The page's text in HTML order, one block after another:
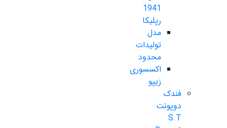
1941
رپلیکا
مدل
تولیدات
محدود
اکسسوری
زیپو
فندک
دوپونت
S.T